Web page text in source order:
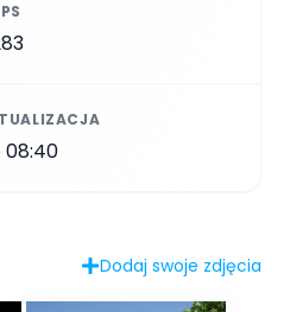
08:40
Dodaj swoje zdjęcia